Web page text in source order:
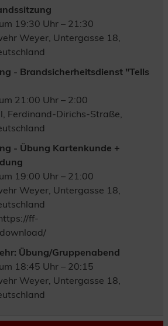
19:30 Uhr – 21:30
Weyer, Untergasse 18,
- Brandsicherheitsdienst "Tells
21:00 Uhr – 2:00
Ferdinand-Dirichs-Straße,
- Übung Kartenkunde +
19:00 Uhr – 21:00
Weyer, Untergasse 18,
ff-
Übung/Gruppenabend
18:45 Uhr – 20:15
Weyer, Untergasse 18,